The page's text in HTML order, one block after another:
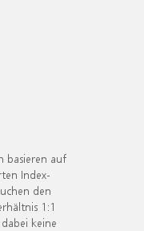
basieren auf
Index-
den
1:1
keine